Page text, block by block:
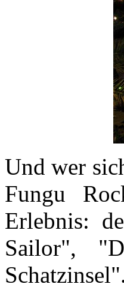
Und wer
Fungu
Erlebnis:
Sailor",